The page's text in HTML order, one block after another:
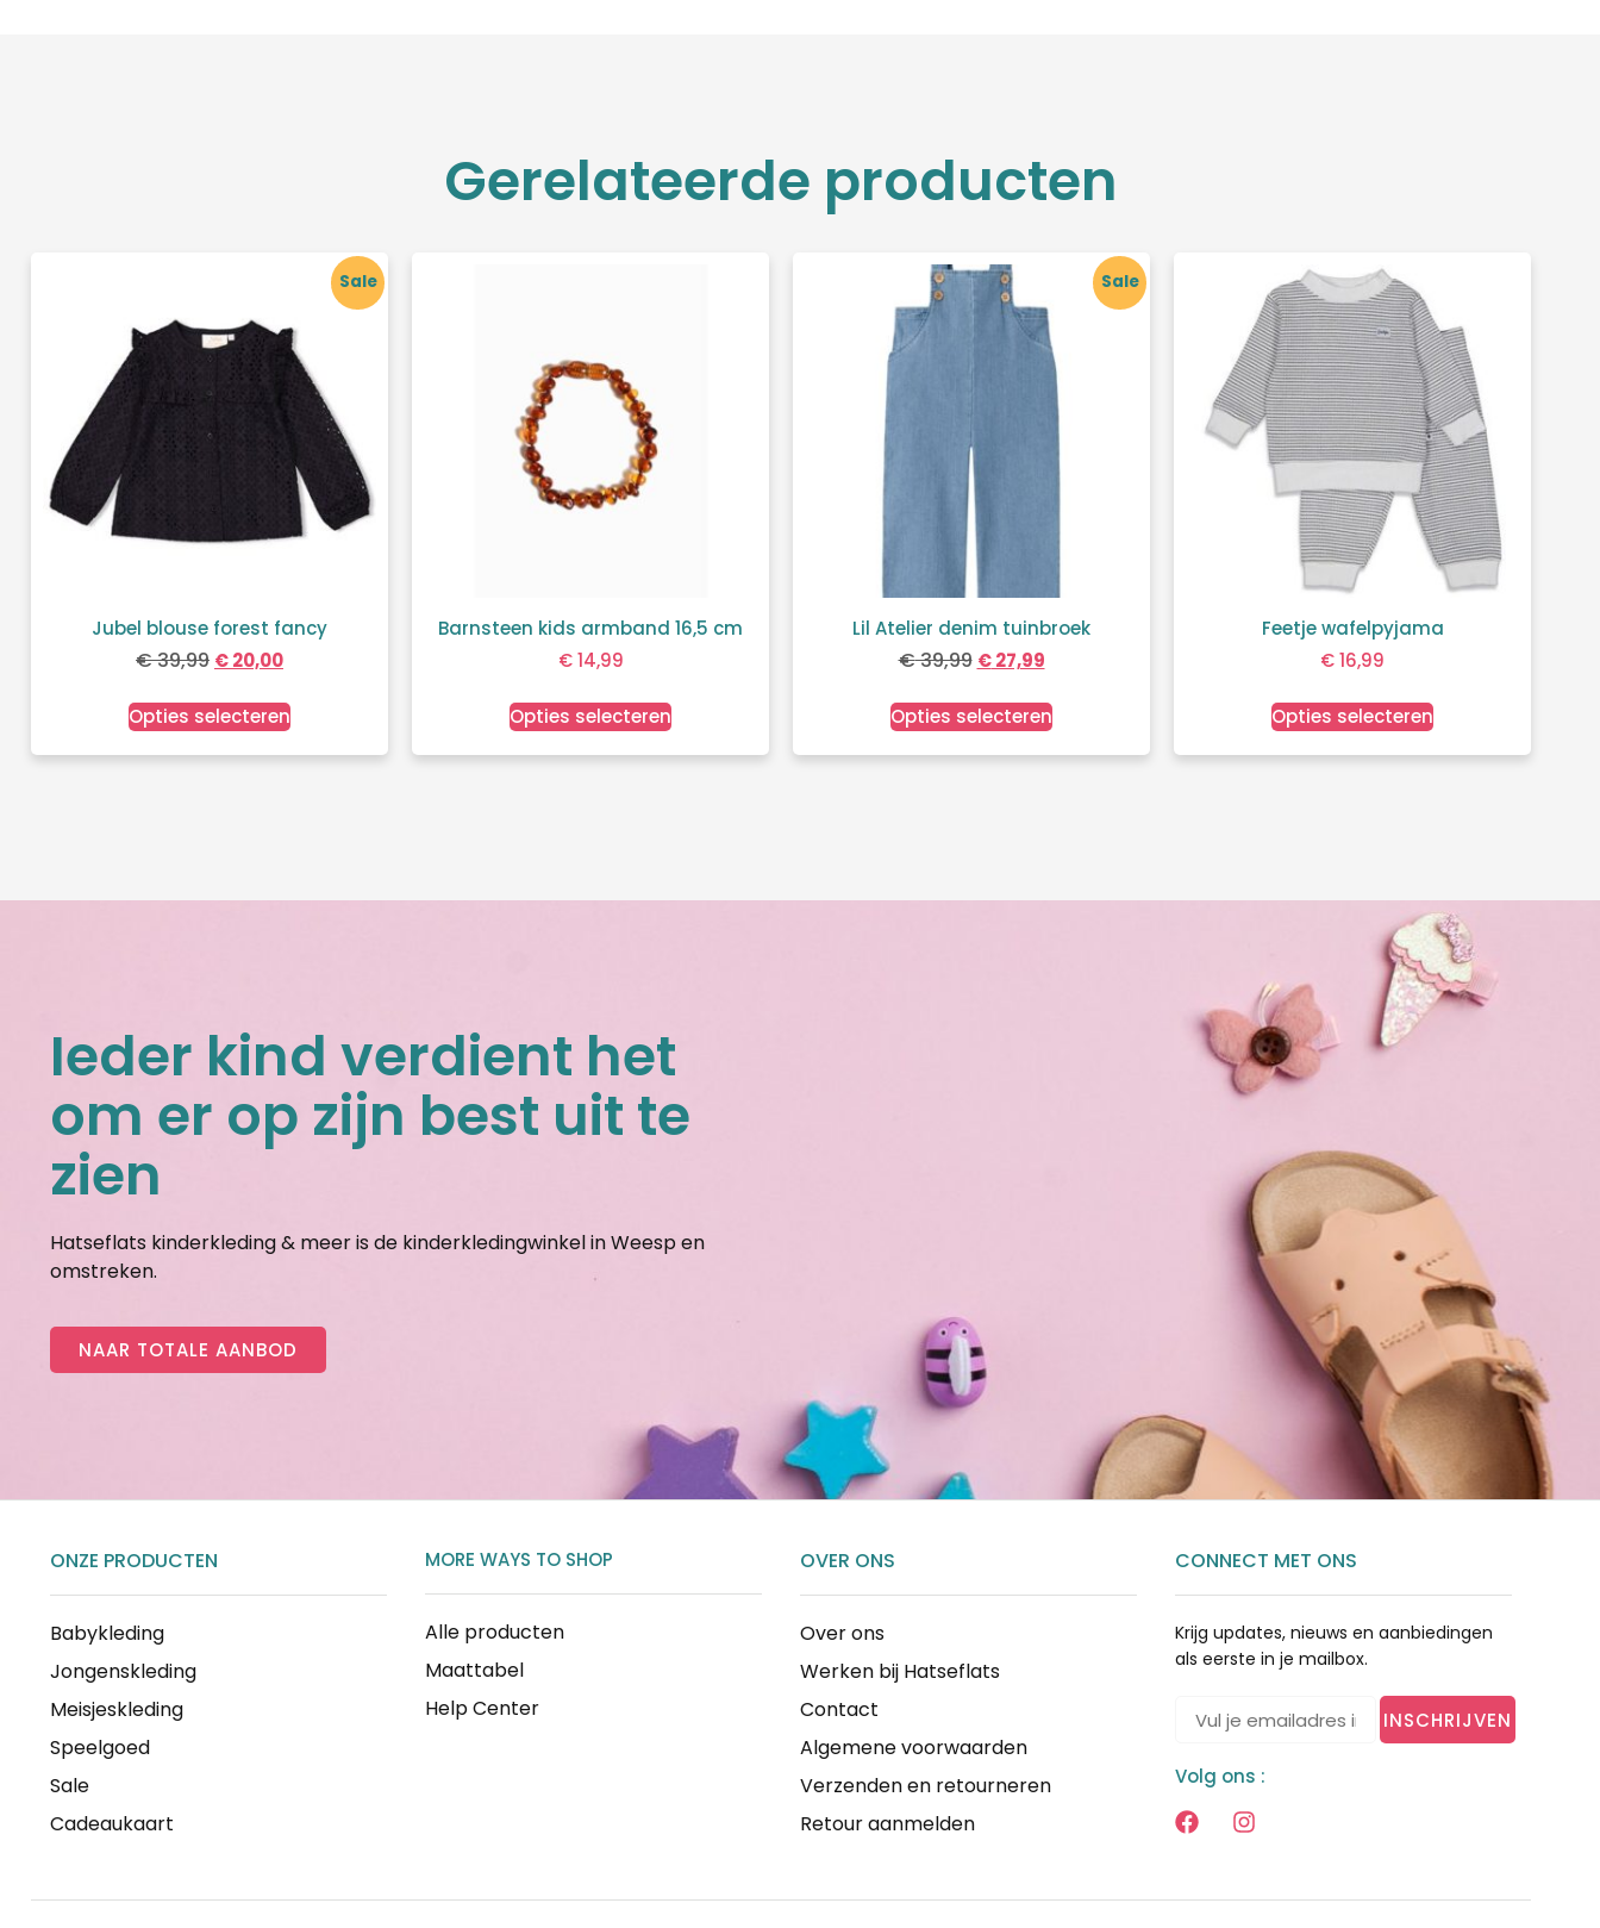
Gerelateerde producten
Sale
Jubel blouse forest fancy
€39,99 €20,00
Opties selecteren
Barnsteen kids armband 16,5 cm
€14,99
Opties selecteren
Sale
Lil Atelier denim tuinbroek
€39,99 €27,99
Opties selecteren
Feetje wafelpyjama
€16,99
Opties selecteren
Ieder kind verdient het
om er op zijn best uit te
zien
Hatseflats kinderkleding & meer is de kinderkledingwinkel in Weesp en
omstreken.
NAAR TOTALE AANBOD
ONZE PRODUCTEN
Babykleding
Jongenskleding
Meisjeskleding
Speelgoed
Sale
Cadeaukaart
MORE WAYS TO SHOP
Alle producten
Maattabel
Help Center
OVER ONS
Over ons
Werken bij Hatseflats
Contact
Algemene voorwaarden
Verzenden en retourneren
Retour aanmelden
CONNECT MET ONS
Krijg updates, nieuws en aanbiedingen
als eerste in je mailbox.
INSCHRIJVEN
Volg ons :